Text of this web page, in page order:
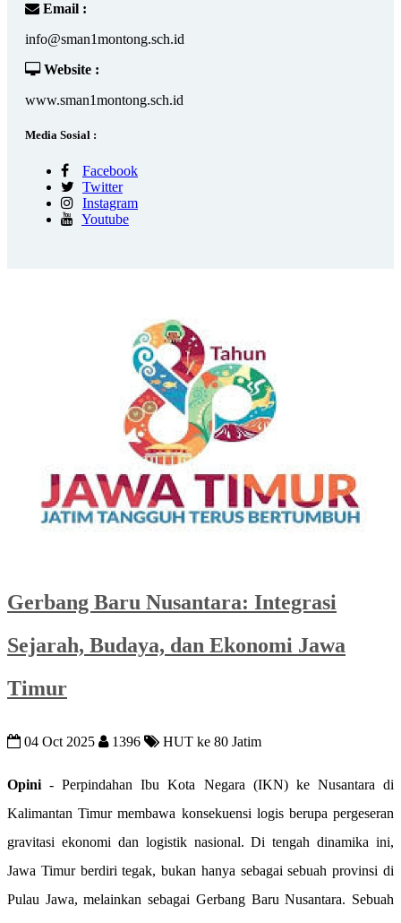
Email :
info@sman1montong.sch.id
Website :
www.sman1montong.sch.id
Media Sosial :
Facebook
Twitter
Instagram
Youtube
Gerbang Baru Nusantara: Integrasi
Sejarah, Budaya, dan Ekonomi Jawa
Timur
04 Oct 2025 1396 HUT ke 80 Jatim
Opini - Perpindahan Ibu Kota Negara (IKN) ke Nusantara di
Kalimantan Timur membawa konsekuensi logis berupa pergeseran
gravitasi ekonomi dan logistik nasional. Di tengah dinamika ini,
Jawa Timur berdiri tegak, bukan hanya sebagai sebuah provinsi di
Pulau Jawa, melainkan sebagai Gerbang Baru Nusantara. Sebuah